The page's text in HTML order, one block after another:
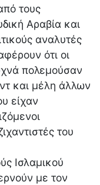
τους
Αραβία και
αναλυτές
ότι οι
πολεμούσαν
και μέλη άλλων
είχαν
του
Ισλαμικού
με τον